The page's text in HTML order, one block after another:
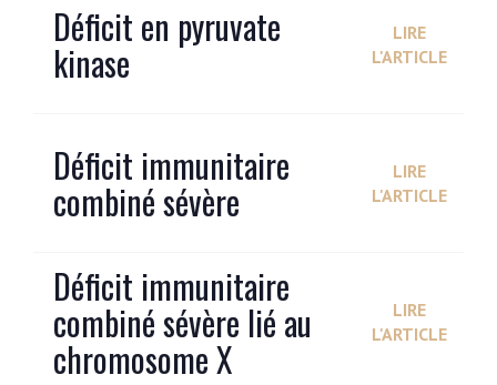
Déficit en pyruvate
kinase
LIRE
L'ARTICLE
Déficit immunitaire
combiné sévère
LIRE
L'ARTICLE
Déficit immunitaire
combiné sévère lié au
chromosome X
LIRE
L'ARTICLE